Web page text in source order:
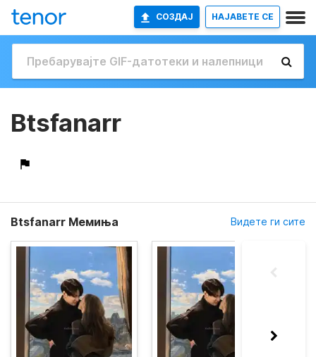
СОЗДАЈ НАЈАВETE СЕ
Btsfanarr
Btsfanarr Мемиња Видете ги сите